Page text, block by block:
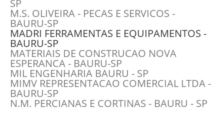
SP
M.S. OLIVEIRA - PECAS E SERVICOS -
BAURU-SP
MADRI FERRAMENTAS E EQUIPAMENTOS -
BAURU-SP
MATERIAIS DE CONSTRUCAO NOVA
ESPERANCA - BAURU-SP
MIL ENGENHARIA BAURU - SP
MIMV REPRESENTACAO COMERCIAL LTDA -
BAURU-SP
N.M. PERCIANAS E CORTINAS - BAURU - SP